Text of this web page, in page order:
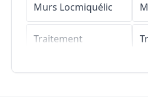
Murs Locmiquélic
Traitement